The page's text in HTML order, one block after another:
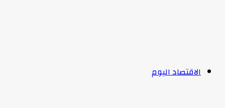
الاقتصاد اليوم